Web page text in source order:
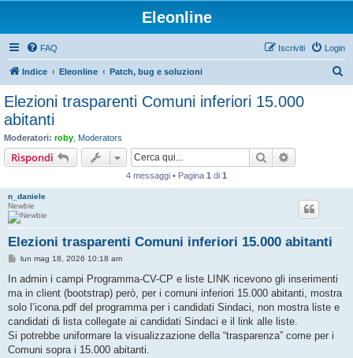
Eleonline
FAQ Login
Iscriviti
Indice Eleonline Patch, bug e soluzioni
Elezioni trasparenti Comuni inferiori 15.000
abitanti
Moderatori: roby Moderators
Rispondi Cerca
4 messaggi • Pagina 1 di 1
n_daniele
Newbie
Elezioni trasparenti Comuni inferiori 15.000 abitanti
M
s
a
g
i
o
lun mag 18, 2026 10:18 am
In admin i campi Programma-CV-CP e liste LINK ricevono gli inserimenti
ma in client (bootstrap) però, per i comuni inferiori 15.000 abitanti, mostra
solo l’icona.pdf del programma per i candidati Sindaci, non mostra liste e
candidati di lista collegate ai candidati Sindaci e il link alle liste.
Si potrebbe uniformare la visualizzazione della “trasparenza” come per i
Comuni sopra i 15.000 abitanti.